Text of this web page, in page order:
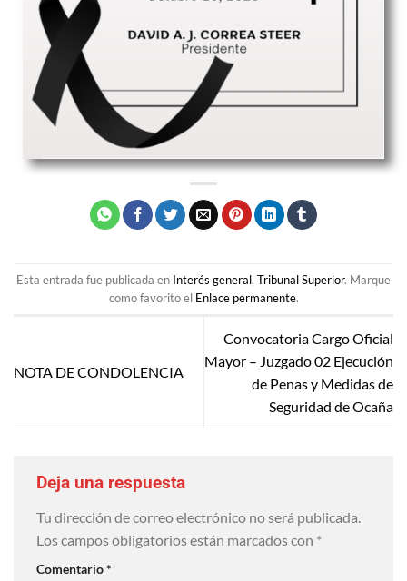
Esta entrada fue publicada en Interés general, Tribunal Superior. Marque
como favorito el Enlace permanente.
NOTA DE CONDOLENCIA
Convocatoria Cargo Oficial
Mayor – Juzgado 02 Ejecución
de Penas y Medidas de
Seguridad de Ocaña
Deja una respuesta
Tu dirección de correo electrónico no será publicada.
Los campos obligatorios están marcados con *
Comentario*